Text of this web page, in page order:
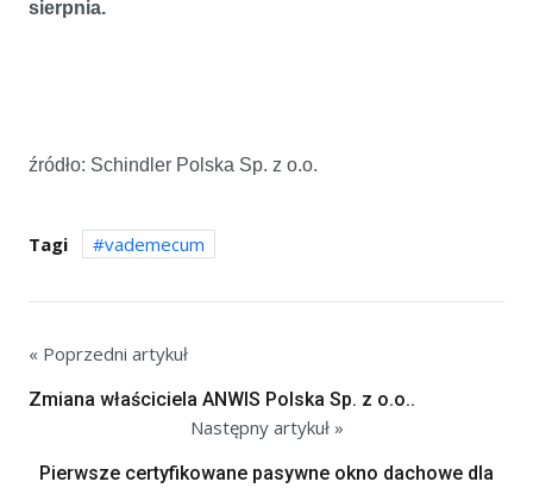
sierpnia.
źródło: Schindler Polska Sp. z o.o.
Tagi vademecum
« Poprzedni artykuł
Zmiana właściciela ANWIS Polska Sp. z o.o..
Następny artykuł »
Pierwsze certyfikowane pasywne okno dachowe dla